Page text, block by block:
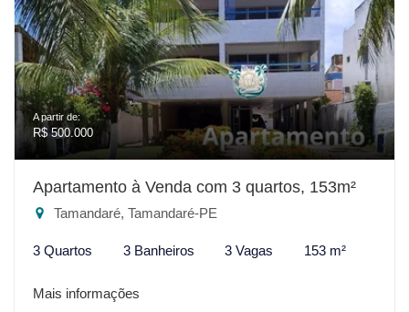
A partir de:
R$ 500.000
Apartamento à Venda com 3 quartos, 153m²
Tamandaré, Tamandaré-PE
3 Quartos 3 Banheiros 3 Vagas 153 m²
Mais informações